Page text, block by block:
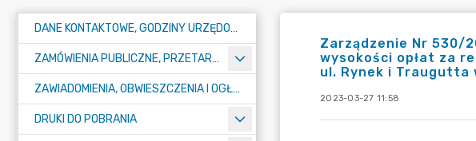
DANE KONTAKTOWE, GODZINY URZĘDOWANIA I NUMER KONTA BANKOWEGO
ZAMÓWIENIA PUBLICZNE, PRZETARGI, KONKURSY
ZAWIADOMIENIA, OBWIESZCZENIA I OGŁOSZENIA
DRUKI DO POBRANIA
Zarządzenie Nr 530/
wysokości opłat za
ul. Rynek i Traugutta
2023-03-27 11:58